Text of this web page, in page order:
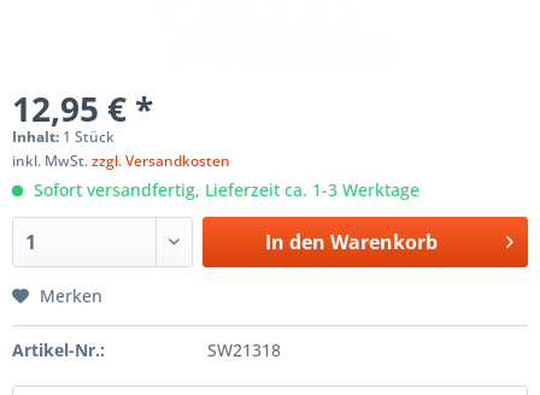
12,95 € *
Inhalt: 1 Stück
inkl. MwSt.zzgl. Versandkosten
Sofort versandfertig, Lieferzeit ca. 1-3 Werktage
In den Warenkorb
Merken
Artikel-Nr.: SW21318